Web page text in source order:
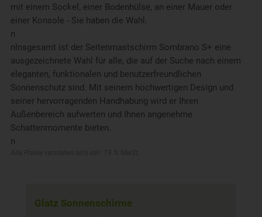
mit einem Sockel, einer Bodenhülse, an einer Mauer oder
einer Konsole - Sie haben die Wahl.
n
nInsgesamt ist der Seitenmastschirm Sombrano S+ eine
ausgezeichnete Wahl für alle, die auf der Suche nach einem
eleganten, funktionalen und benutzerfreundlichen
Sonnenschutz sind. Mit seinem hochwertigen Design und
seiner hervorragenden Handhabung wird er Ihren
Außenbereich aufwerten und Ihnen angenehme
Schattenmomente bieten.
n
Glatz Sonnenschirme